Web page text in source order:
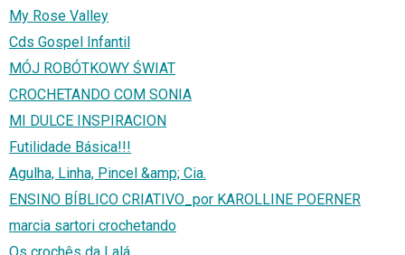
My Rose Valley
Cds Gospel Infantil
MÓJ ROBÓTKOWY ŚWIAT
CROCHETANDO COM SONIA
MI DULCE INSPIRACION
Futilidade Básica!!!
Agulha, Linha, Pincel &amp; Cia.
ENSINO BÍBLICO CRIATIVO_por KAROLLINE POERNER
marcia sartori crochetando